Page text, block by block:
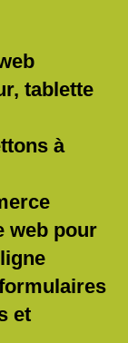
tablette
à
web pour
et